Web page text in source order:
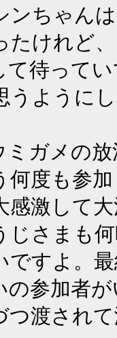
ンちゃん
たけれど
て待って
うように
ミガメの
何度も参
感激して
じさまも
ですよ。
の参加者
つ渡され